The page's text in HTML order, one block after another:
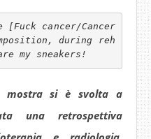
[Fuck cancer/Cancer
during reh
my sneakers!
mostra si è svolta a
una retrospettiva